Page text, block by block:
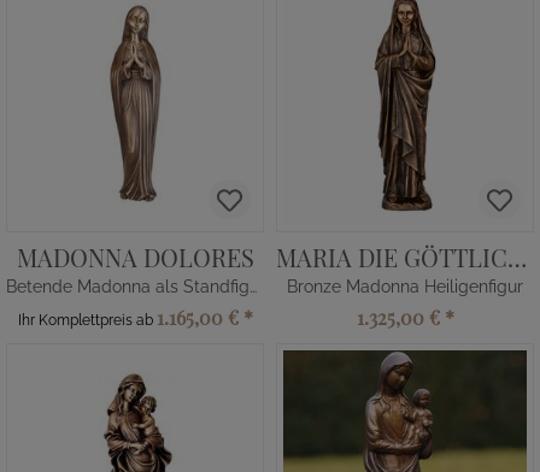
MADONNA DOLORES
Betende Madonna als Standfigur
Ihr Komplettpreis ab 1.165,00 € *
MARIA DIE GÖTTLICHE
Bronze Madonna Heiligenfigur
1.325,00 € *